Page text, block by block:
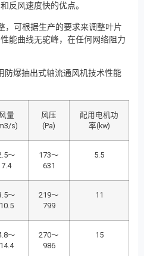
反风速度快的优点。
，可根据生产的要求来调整叶片
能曲线无驼峰，在任何网络阻力
防爆抽出式轴流通风机技术性能
风量
s)
风压
(Pa)
配用电机功
率(kw)
～
7.4
173～
631
5.5
～
10.5
219～
799
11
～
14.4
270～
986
15